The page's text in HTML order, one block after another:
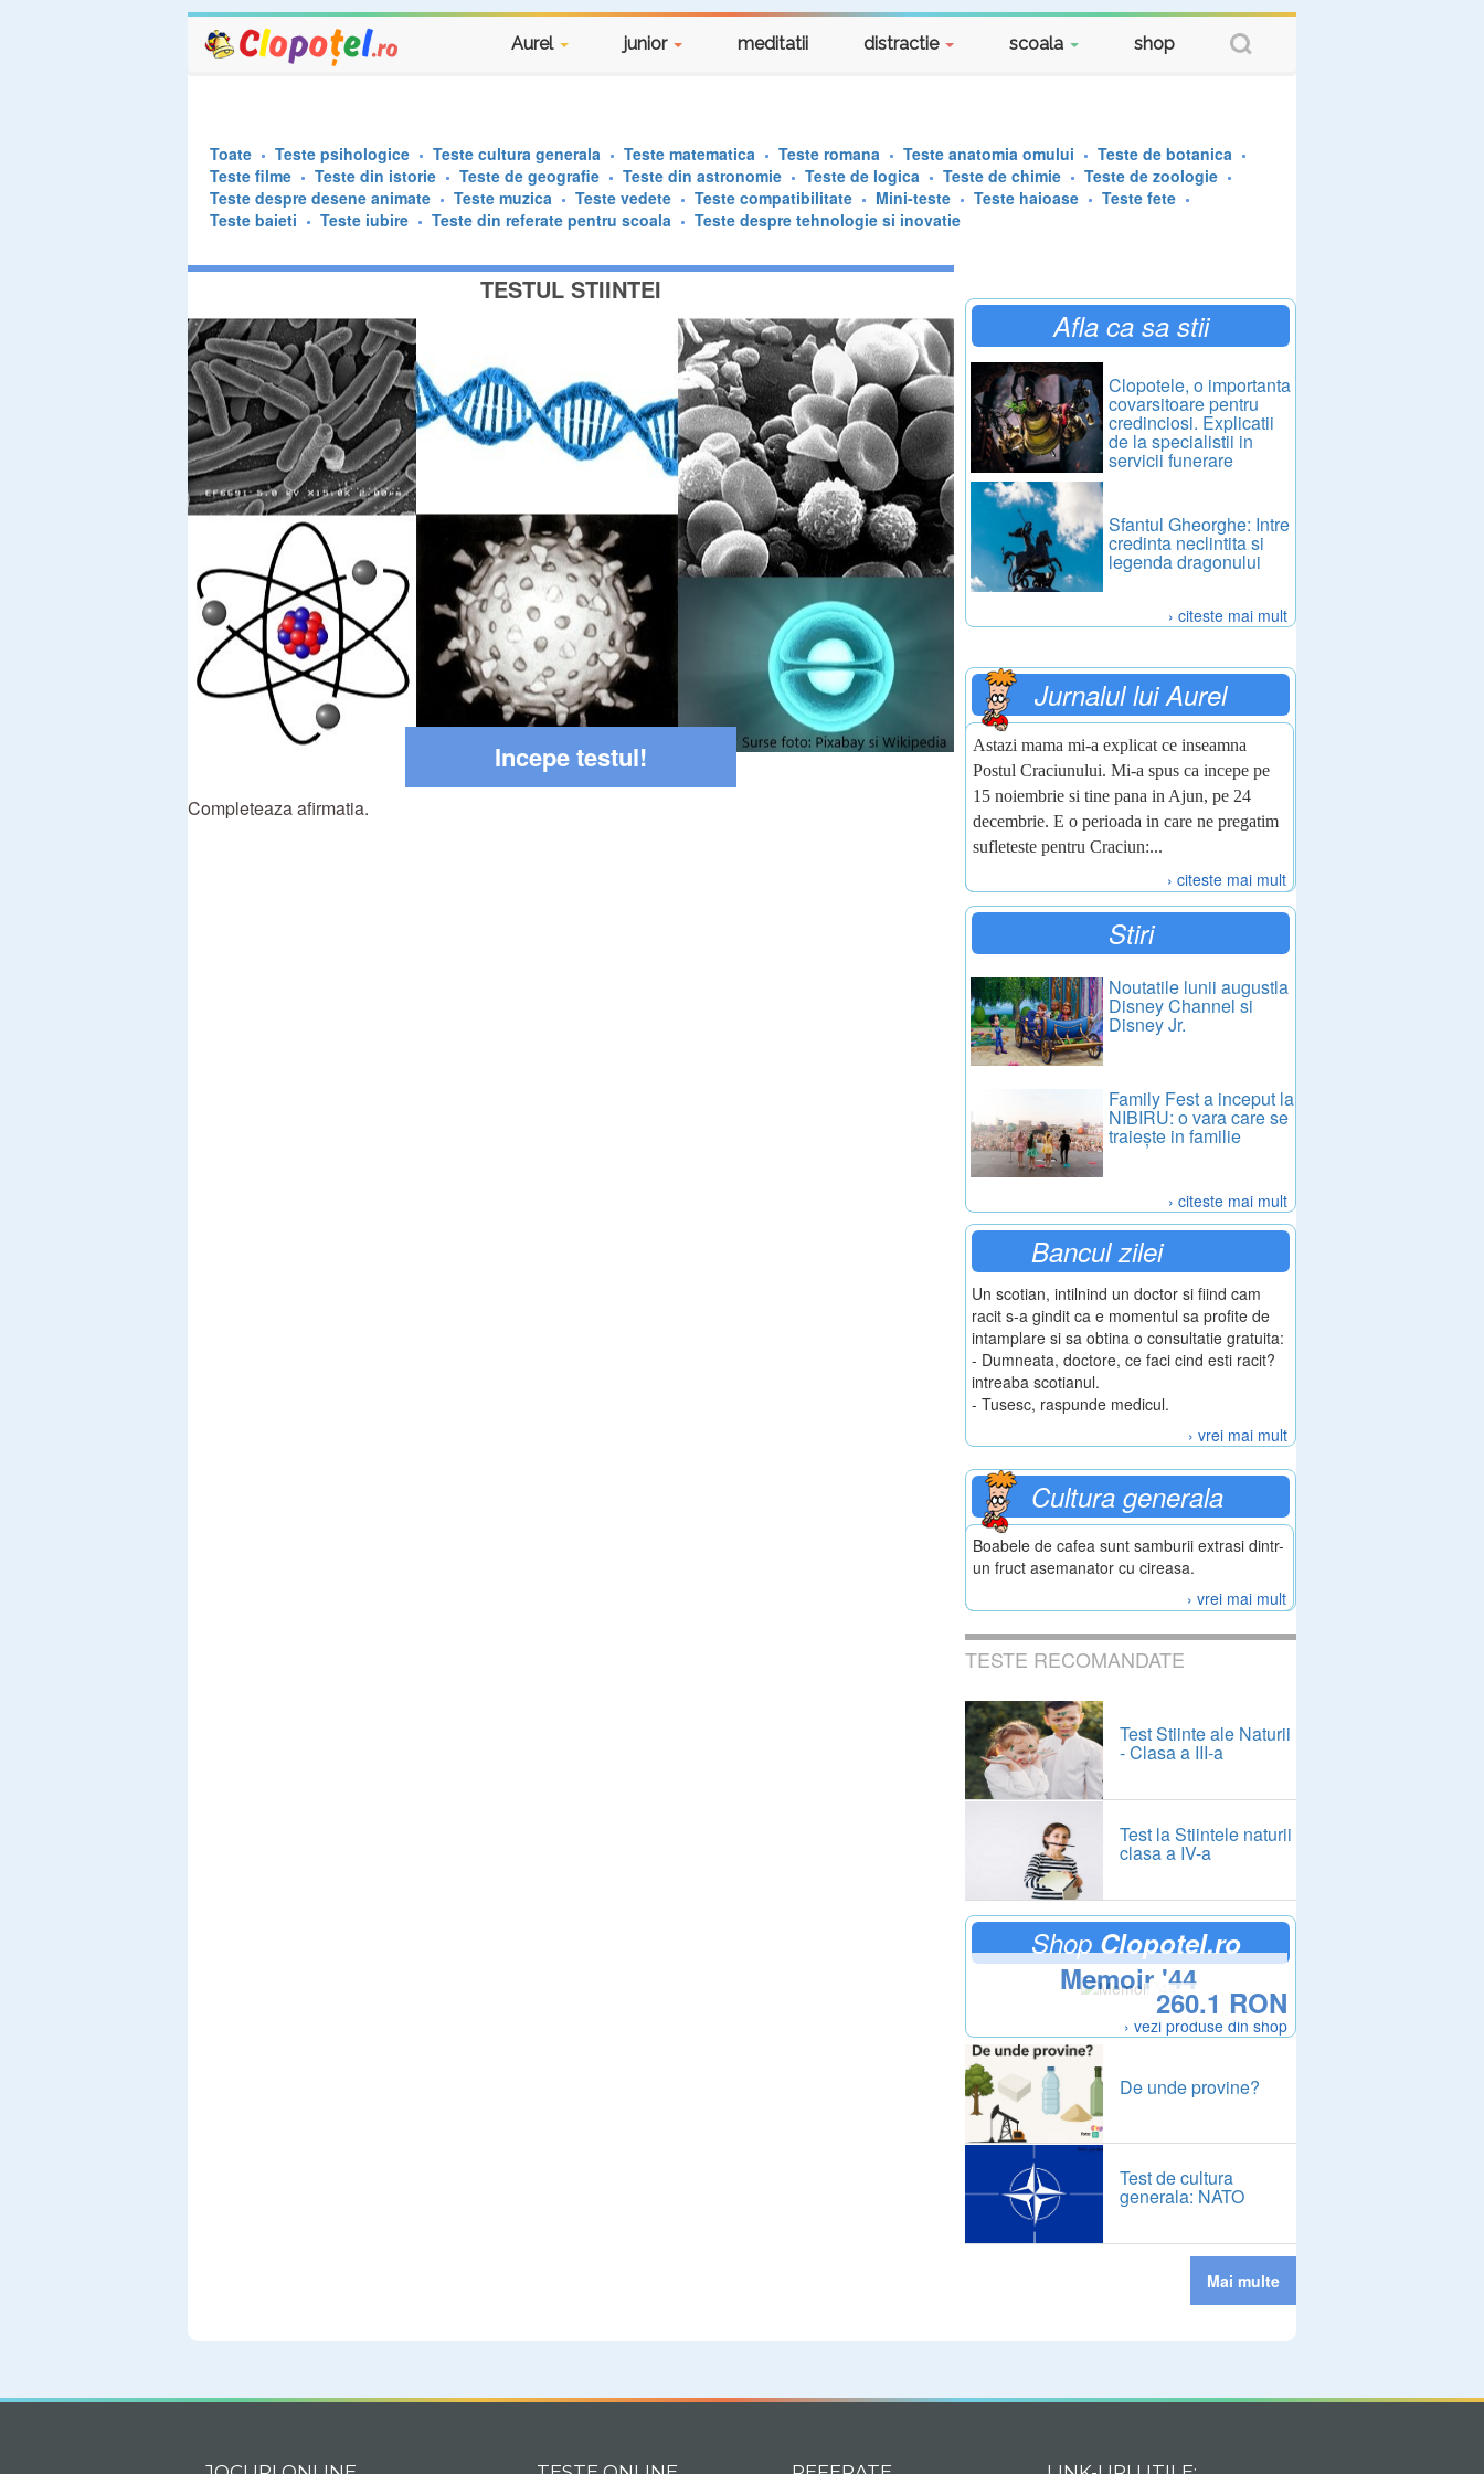
Aurel junior meditatii distractie scoala shop
Toate Teste psihologice Teste cultura generala Teste matematica Teste romana Teste anatomia omului
Teste de botanica
Teste filme
Teste din istorie Teste de geografie Teste din astronomie Teste de logica Teste de chimie
Teste de zoologie
Teste despre desene animate
Teste muzica Teste vedete Teste compatibilitate Mini-teste Teste haioase
Teste fete
Teste baieti
Teste iubire Teste din referate pentru scoala Teste despre tehnologie si inovatie
TESTUL STIINTEI
Incepe testul!
Completeaza afirmatia.
Afla ca sa stii
Clopotele, o importanta
covarsitoare pentru
credinciosi. Explicatii
de la specialistii in
servicii funerare
Sfantul Gheorghe: Intre
credinta neclintita si
legenda dragonului
› citeste mai mult
Jurnalul lui Aurel
Astazi mama mi-a explicat ce inseamna
Postul Craciunului. Mi-a spus ca incepe pe
15 noiembrie si tine pana in Ajun, pe 24
decembrie. E o perioada in care ne pregatim
sufleteste pentru Craciun:...
› citeste mai mult
Stiri
Noutatile lunii augustla
Disney Channel si
Disney Jr.
Family Fest a inceput la
NIBIRU: o vara care se
traiește in familie
› citeste mai mult
Bancul zilei
Un scotian, intilnind un doctor si fiind cam
racit s-a gindit ca e momentul sa profite de
intamplare si sa obtina o consultatie gratuita:
- Dumneata, doctore, ce faci cind esti racit?
intreaba scotianul.
- Tusesc, raspunde medicul.
› vrei mai mult
Cultura generala
Boabele de cafea sunt samburii extrasi dintr-
un fruct asemanator cu cireasa.
› vrei mai mult
TESTE RECOMANDATE
Test Stiinte ale Naturii
- Clasa a III-a
Test la Stiintele naturii
clasa a IV-a
ShopClopotel.ro
Memoir '44
260.1 RON
› vezi produse din shop
De unde provine?
Test de cultura
generala: NATO
Mai multe